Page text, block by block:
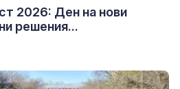
2026: Ден на нови
решения...